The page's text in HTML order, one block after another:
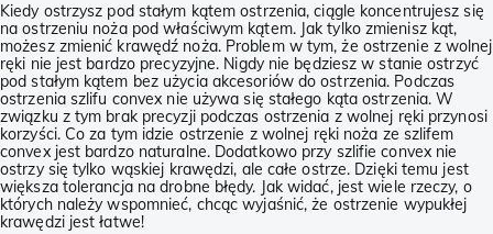
Kiedy ostrzysz pod stałym kątem ostrzenia, ciągle koncentrujesz się
na ostrzeniu noża pod właściwym kątem. Jak tylko zmienisz kąt,
możesz zmienić krawędź noża. Problem w tym, że ostrzenie z wolnej
ręki nie jest bardzo precyzyjne. Nigdy nie będziesz w stanie ostrzyć
pod stałym kątem bez użycia akcesoriów do ostrzenia. Podczas
ostrzenia szlifu convex nie używa się stałego kąta ostrzenia. W
związku z tym brak precyzji podczas ostrzenia z wolnej ręki przynosi
korzyści. Co za tym idzie ostrzenie z wolnej ręki noża ze szlifem
convex jest bardzo naturalne. Dodatkowo przy szlifie convex nie
ostrzy się tylko wąskiej krawędzi, ale całe ostrze. Dzięki temu jest
większa tolerancja na drobne błędy. Jak widać, jest wiele rzeczy, o
których należy wspomnieć, chcąc wyjaśnić, że ostrzenie wypukłej
krawędzi jest łatwe!